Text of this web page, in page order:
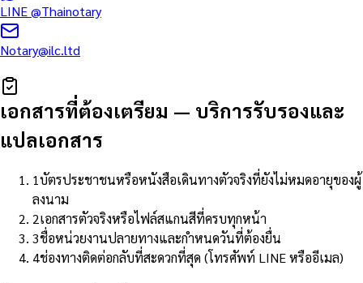
LINE@Thainotary
Notary@ilc.ltd
เอกสารที่ต้องเตรียม — บริการรับรองและ
แปลเอกสาร
1บัตรประชาชนหรือหนังสือเดินทางตัวจริงที่ยังไม่หมดอายุของผู้
ลงนาม
2เอกสารตัวจริงหรือไฟล์สแกนสีที่ครบทุกหน้า
3ชื่อหน่วยงานปลายทางและกำหนดวันที่ต้องยื่น
4ช่องทางติดต่อกลับที่สะดวกที่สุด (โทรศัพท์ LINE หรืออีเมล)